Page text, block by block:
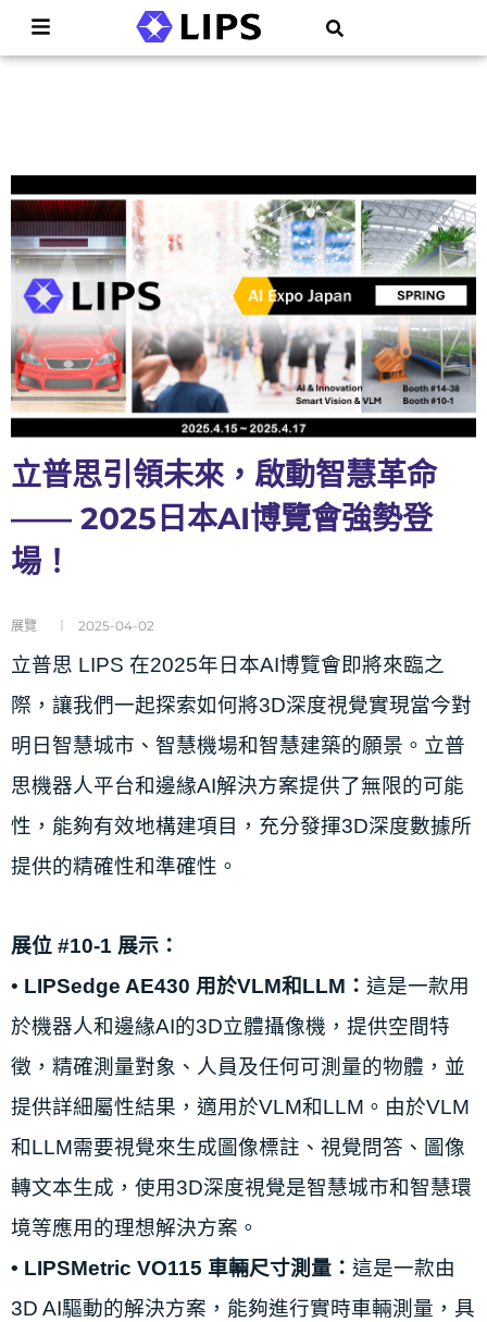
立普思引領未來，啟動智慧革命
—— 2025日本AI博覽會強勢登
場！
展覽 2025-04-02
立普思 LIPS 在2025年日本AI博覽會即將來臨之
際，讓我們一起探索如何將3D深度視覺實現當今對
明日智慧城市、智慧機場和智慧建築的願景。立普
思機器人平台和邊緣AI解決方案提供了無限的可能
性，能夠有效地構建項目，充分發揮3D深度數據所
提供的精確性和準確性。
展位 #10-1 展示：
• LIPSedge AE430 用於VLM和LLM： 這是一款用
於機器人和邊緣AI的3D立體攝像機，提供空間特
徵，精確測量對象、人員及任何可測量的物體，並
提供詳細屬性結果，適用於VLM和LLM。由於VLM
和LLM需要視覺來生成圖像標註、視覺問答、圖像
轉文本生成，使用3D深度視覺是智慧城市和智慧環
境等應用的理想解決方案。
• LIPSMetric VO115 車輛尺寸測量： 這是一款由
3D AI驅動的解決方案，能夠進行實時車輛測量，具